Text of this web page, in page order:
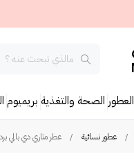
العطور الصحة والتغذية بريميوم
/ عطور نسائية / عطر متاري دي بالي